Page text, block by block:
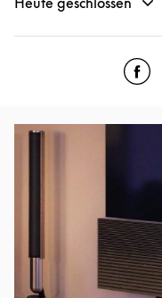
Click
Eventbild